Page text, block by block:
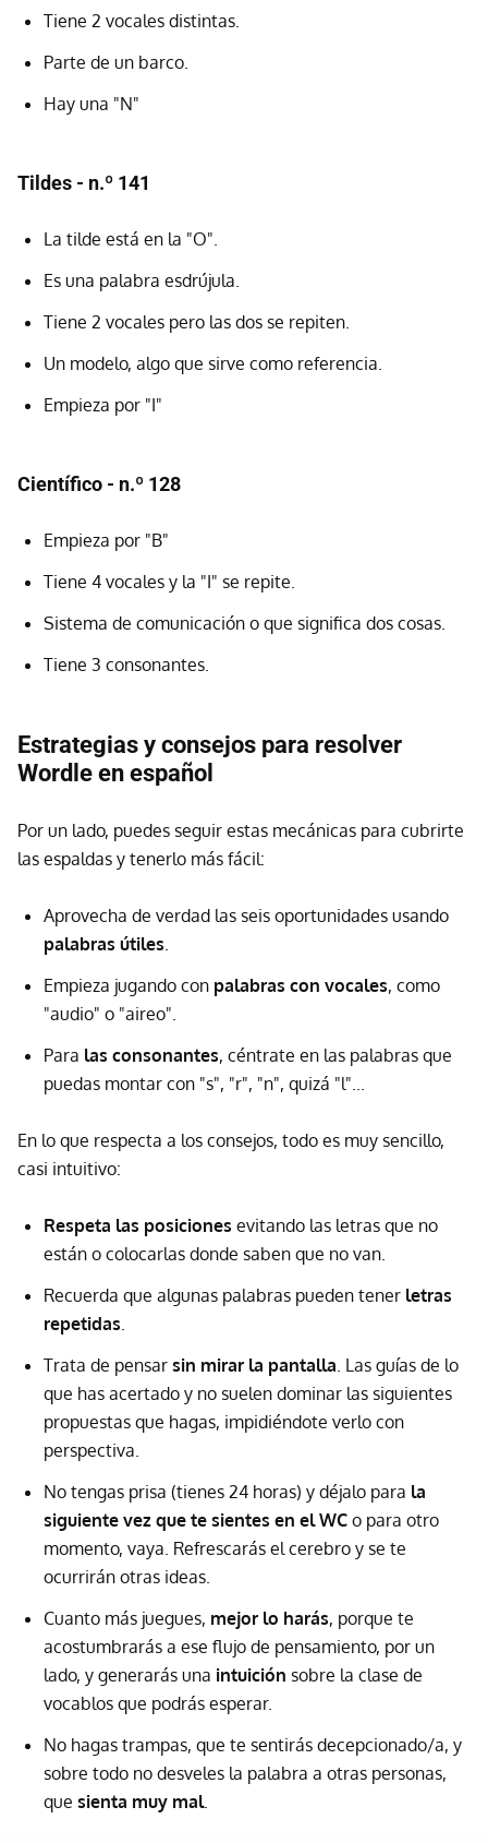
Tiene 2 vocales distintas.
Parte de un barco.
Hay una "N"
Tildes - n.º 141
La tilde está en la "O".
Es una palabra esdrújula.
Tiene 2 vocales pero las dos se repiten.
Un modelo, algo que sirve como referencia.
Empieza por "I"
Científico - n.º 128
Empieza por "B"
Tiene 4 vocales y la "I" se repite.
Sistema de comunicación o que significa dos cosas.
Tiene 3 consonantes.
Estrategias y consejos para resolver
Wordle en español
Por un lado, puedes seguir estas mecánicas para cubrirte
las espaldas y tenerlo más fácil:
Aprovecha de verdad las seis oportunidades usando
palabras útiles
Empieza jugando con palabras con vocales, como
"audio" o "aireo".
Para las consonantes, céntrate en las palabras que
puedas montar con "s", "r", "n", quizá "l"...
En lo que respecta a los consejos, todo es muy sencillo,
casi intuitivo:
Respeta las posiciones evitando las letras que no
están o colocarlas donde saben que no van.
Recuerda que algunas palabras pueden tener letras
repetidas
Trata de pensar sin mirar la pantalla . Las guías de lo
que has acertado y no suelen dominar las siguientes
propuestas que hagas, impidiéndote verlo con
perspectiva.
No tengas prisa (tienes 24 horas) y déjalo para la
siguiente vez que te sientes en el WC o para otro
momento, vaya. Refrescarás el cerebro y se te
ocurrirán otras ideas.
Cuanto más juegues, mejor lo harás, porque te
acostumbrarás a ese flujo de pensamiento, por un
lado, y generarás una intuición sobre la clase de
vocablos que podrás esperar.
No hagas trampas, que te sentirás decepcionado/a, y
sobre todo no desveles la palabra a otras personas,
que sienta muy mal.